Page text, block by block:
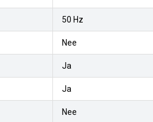
50 Hz
Nee
Ja
Ja
Nee